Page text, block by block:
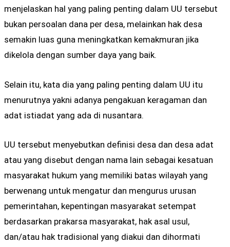
menjelaskan hal yang paling penting dalam UU tersebut
bukan persoalan dana per desa, melainkan hak desa
semakin luas guna meningkatkan kemakmuran jika
dikelola dengan sumber daya yang baik.
Selain itu, kata dia yang paling penting dalam UU itu
menurutnya yakni adanya pengakuan keragaman dan
adat istiadat yang ada di nusantara.
UU tersebut menyebutkan definisi desa dan desa adat
atau yang disebut dengan nama lain sebagai kesatuan
masyarakat hukum yang memiliki batas wilayah yang
berwenang untuk mengatur dan mengurus urusan
pemerintahan, kepentingan masyarakat setempat
berdasarkan prakarsa masyarakat, hak asal usul,
dan/atau hak tradisional yang diakui dan dihormati